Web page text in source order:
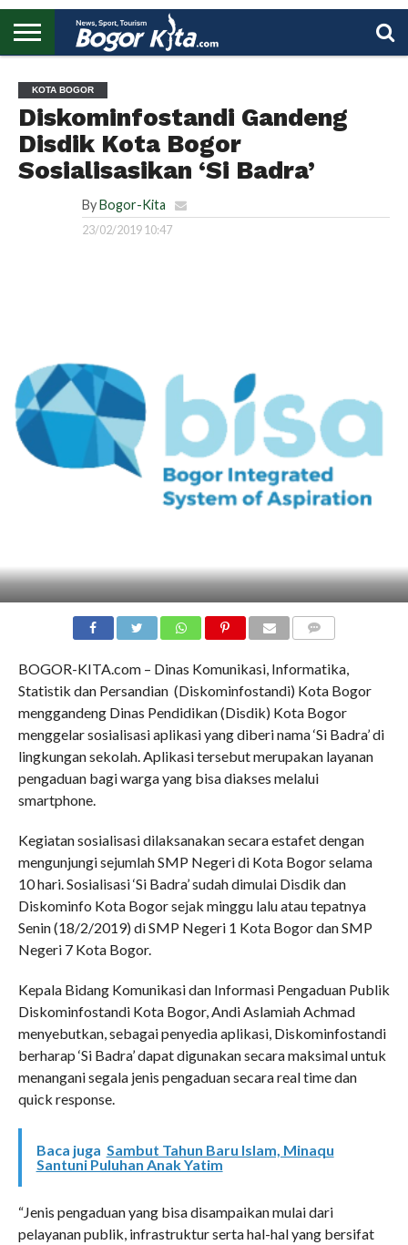
UTAMA
KOTA BOGOR
Diskominfostandi Gandeng
Disdik Kota Bogor
Sosialisasikan ‘Si Badra’
By Bogor-Kita
23/02/2019 10:47
BOGOR-KITA.com – Dinas Komunikasi, Informatika,
Statistik dan Persandian (Diskominfostandi) Kota Bogor
menggandeng Dinas Pendidikan (Disdik) Kota Bogor
menggelar sosialisasi aplikasi yang diberi nama ‘Si Badra’ di
lingkungan sekolah. Aplikasi tersebut merupakan layanan
pengaduan bagi warga yang bisa diakses melalui
smartphone.
Kegiatan sosialisasi dilaksanakan secara estafet dengan
mengunjungi sejumlah SMP Negeri di Kota Bogor selama
10 hari. Sosialisasi ‘Si Badra’ sudah dimulai Disdik dan
Diskominfo Kota Bogor sejak minggu lalu atau tepatnya
Senin (18/2/2019) di SMP Negeri 1 Kota Bogor dan SMP
Negeri 7 Kota Bogor.
Kepala Bidang Komunikasi dan Informasi Pengaduan Publik
Diskominfostandi Kota Bogor, Andi Aslamiah Achmad
menyebutkan, sebagai penyedia aplikasi, Diskominfostandi
berharap ‘Si Badra’ dapat digunakan secara maksimal untuk
menangani segala jenis pengaduan secara real time dan
quick response.
Baca juga Sambut Tahun Baru Islam, Minaqu
Santuni Puluhan Anak Yatim
“Jenis pengaduan yang bisa disampaikan mulai dari
pelayanan publik, infrastruktur serta hal-hal yang bersifat